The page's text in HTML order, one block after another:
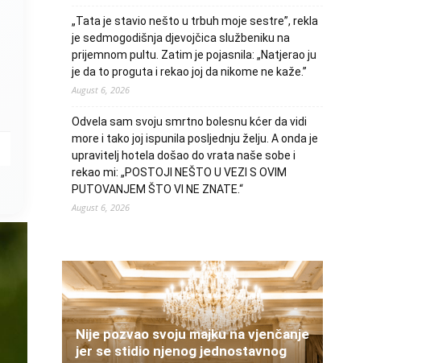
„Tata je stavio nešto u trbuh moje sestre”, rekla
je sedmogodišnja djevojčica službeniku na
prijemnom pultu. Zatim je pojasnila: „Natjerao ju
je da to proguta i rekao joj da nikome ne kaže.”
August 6, 2026
Odvela sam svoju smrtno bolesnu kćer da vidi
more i tako joj ispunila posljednju želju. A onda je
upravitelj hotela došao do vrata naše sobe i
rekao mi: „POSTOJI NEŠTO U VEZI S OVIM
PUTOVANJEM ŠTO VI NE ZNATE.“
August 6, 2026
Nije pozvao svoju majku na vjenčanje
jer se stidio njenog jednostavnog